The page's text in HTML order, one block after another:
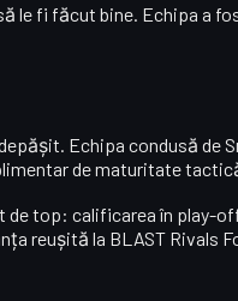
le fi făcut bine. Echipa a
Echipa condusă de
dematuritate
de top: calificarea în
reușită la BLAST Rivals